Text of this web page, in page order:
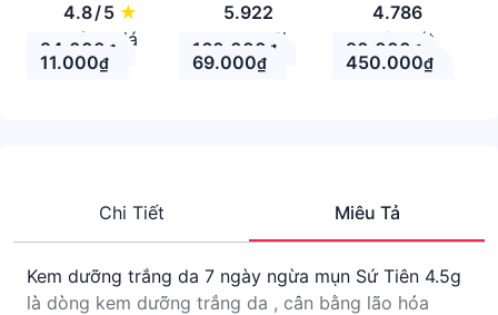
4.8/5 ★
Đánh giá
5.922
Theo Dõi
4.786
Nhận xét
24.000 ₫ 160.000 ₫ 90.000 ₫
11.000₫ 69.000₫ 450.000₫
Chi Tiết Miêu Tả
Kem dưỡng trắng da 7 ngày ngừa mụn Sứ Tiên 4.5g
là dòng kem dưỡng trắng da , cân bằng lão hóa